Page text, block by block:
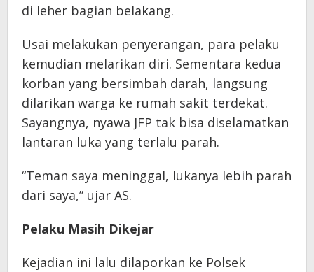
di leher bagian belakang.
Usai melakukan penyerangan, para pelaku
kemudian melarikan diri. Sementara kedua
korban yang bersimbah darah, langsung
dilarikan warga ke rumah sakit terdekat.
Sayangnya, nyawa JFP tak bisa diselamatkan
lantaran luka yang terlalu parah.
“Teman saya meninggal, lukanya lebih parah
dari saya,” ujar AS.
Pelaku Masih Dikejar
Kejadian ini lalu dilaporkan ke Polsek